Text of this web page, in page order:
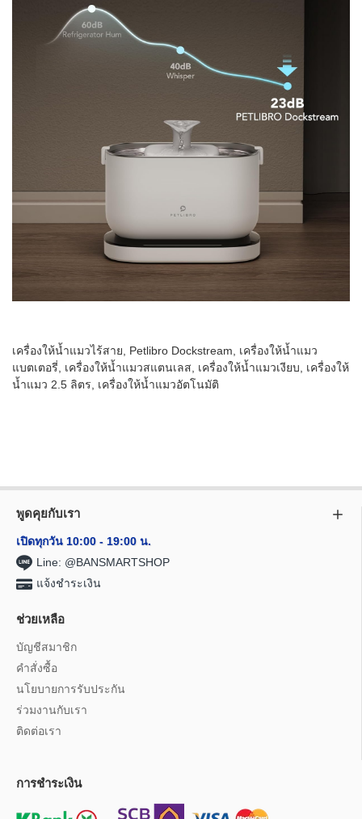
เครื่องให้น้ำแมวไร้สาย, Petlibro Dockstream, เครื่องให้น้ำแมว
แบตเตอรี่, เครื่องให้น้ำแมวสแตนเลส, เครื่องให้น้ำแมวเงียบ, เครื่องให้
น้ำแมว 2.5 ลิตร, เครื่องให้น้ำแมวอัตโนมัติ
พูดคุยกับเรา
เปิดทุกวัน 10:00 - 19:00 น.
Line: @BANSMARTSHOP
แจ้งชำระเงิน
ช่วยเหลือ
บัญชีสมาชิก
คำสั่งซื้อ
นโยบายการรับประกัน
ร่วมงานกับเรา
ติดต่อเรา
การชำระเงิน